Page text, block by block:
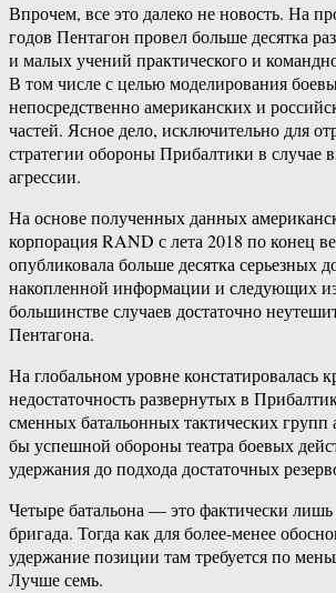
Впрочем, все это далеко не новость. На
годов Пентагон провел больше десятка
и малых учений практического и
В том числе с целью моделирования
непосредственно американских и
частей. Ясное дело, исключительно для
стратегии обороны Прибалтики в случае
агрессии.
На основе полученных данных
корпорация RAND с лета 2018 по конец
опубликовала больше десятка серьезных
накопленной информации и следующих
большинстве случаев достаточно
Пентагона.
На глобальном уровне констатировалась
недостаточность развернутых в
сменных батальонных тактических групп
бы успешной обороны театра боевых
удержания до подхода достаточных
Четыре батальона — это фактически
бригада. Тогда как для более-менее
удержание позиции там требуется по
Лучше семь.